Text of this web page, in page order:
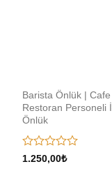
Barista Önlük | Cafe
Restoran Personeli
Önlük
5
1.250,00₺